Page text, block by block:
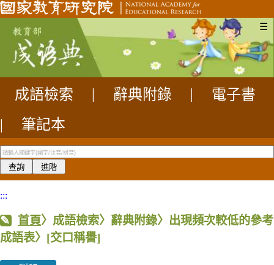
☰
成語檢索 辭典附錄
電子書
|
筆記本
:::
首頁〉成語檢索〉辭典附錄〉出現頻次較低的參考
成語表〉 [交口稱譽]